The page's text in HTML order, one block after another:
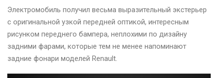
Электромобиль получил весьма выразительный экстерьер
с оригинальной узкой передней оптикой, интересным
рисунком переднего бампера, неплохими по дизайну
задними фарами, которые тем не менее напоминают
задние фонари моделей Renault.